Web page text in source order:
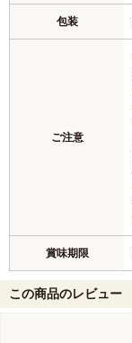
包装
ご注意
賞味期限
この商品のレビュー